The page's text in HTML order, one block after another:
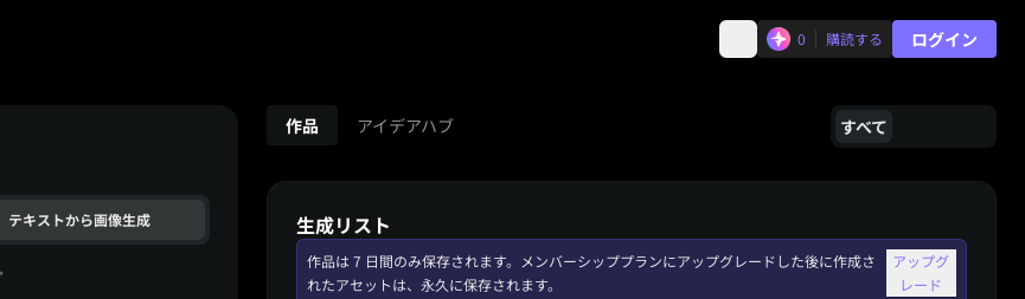
0 購読する ログイン
テキストから画像生成
作品 アイデアハブ すべて
生成リスト
作品は 7 日間のみ保存されます。メンバーシッププランにアップグレードした後に作成さ
れたアセットは、永久に保存されます。
アップグ
レード